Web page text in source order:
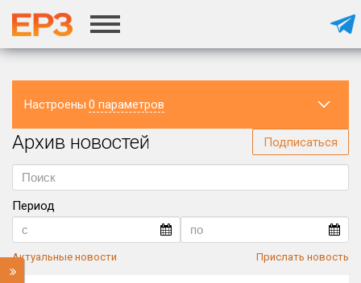
Настроены 0 параметров
Регион
Архив новостей Подписаться
Период
Актуальные новости Прислать новость